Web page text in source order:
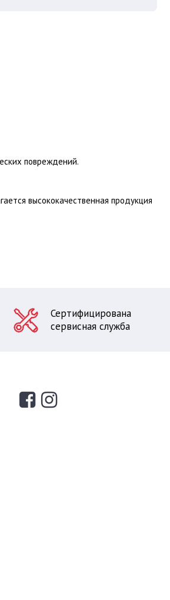
повреждений.
высококачественная продукция
Сертифицирована
сервисная служба